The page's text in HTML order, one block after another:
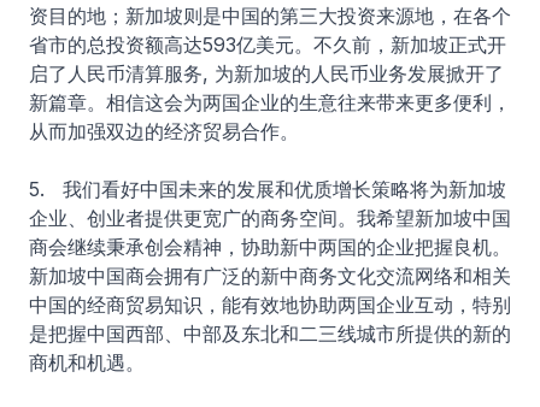
资目的地；新加坡则是中国的第三大投资来源地，在各个
省市的总投资额高达593亿美元。不久前，新加坡正式开
启了人民币清算服务, 为新加坡的人民币业务发展掀开了
新篇章。相信这会为两国企业的生意往来带来更多便利，
从而加强双边的经济贸易合作。
5. 我们看好中国未来的发展和优质增长策略将为新加坡
企业、创业者提供更宽广的商务空间。我希望新加坡中国
商会继续秉承创会精神，协助新中两国的企业把握良机。
新加坡中国商会拥有广泛的新中商务文化交流网络和相关
中国的经商贸易知识，能有效地协助两国企业互动，特别
是把握中国西部、中部及东北和二三线城市所提供的新的
商机和机遇。